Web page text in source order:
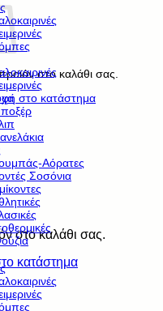
στο καλάθι σας.
στο κατάστημα
στο καλάθι σας.
κατάστημα
Αόρατες
Σοσόνια